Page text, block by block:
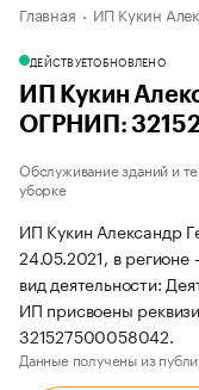
Главная ИП Кукин
ДЕЙСТВУЕТОБНОВЛЕНО
ИП Кукин
ОГРНИП:
Обслуживание зданий и
уборке
ИП Кукин Александр
24.05.2021, в
вид деятельности:
ИП присвоены
321527500058042.
Данные получены из